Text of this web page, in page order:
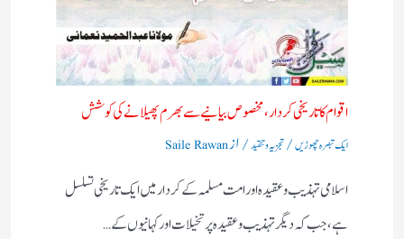
اقوام کا تاریخی کردار،مخصوص بیانیے سے بھرم پھیلانے کی کوشش
ایک تبصرہ چھوڑیں/تجزیہ و تنقید/ ازSaile Rawan
اسلامی تہذیب و عقیدہ اور امت مسلمہ کے کردار میں ایک تاریخی تسلسل
ہے، جب کہ دیگر تہذیب و عقیدہ پر تخیلات اور کہانیوں کے…